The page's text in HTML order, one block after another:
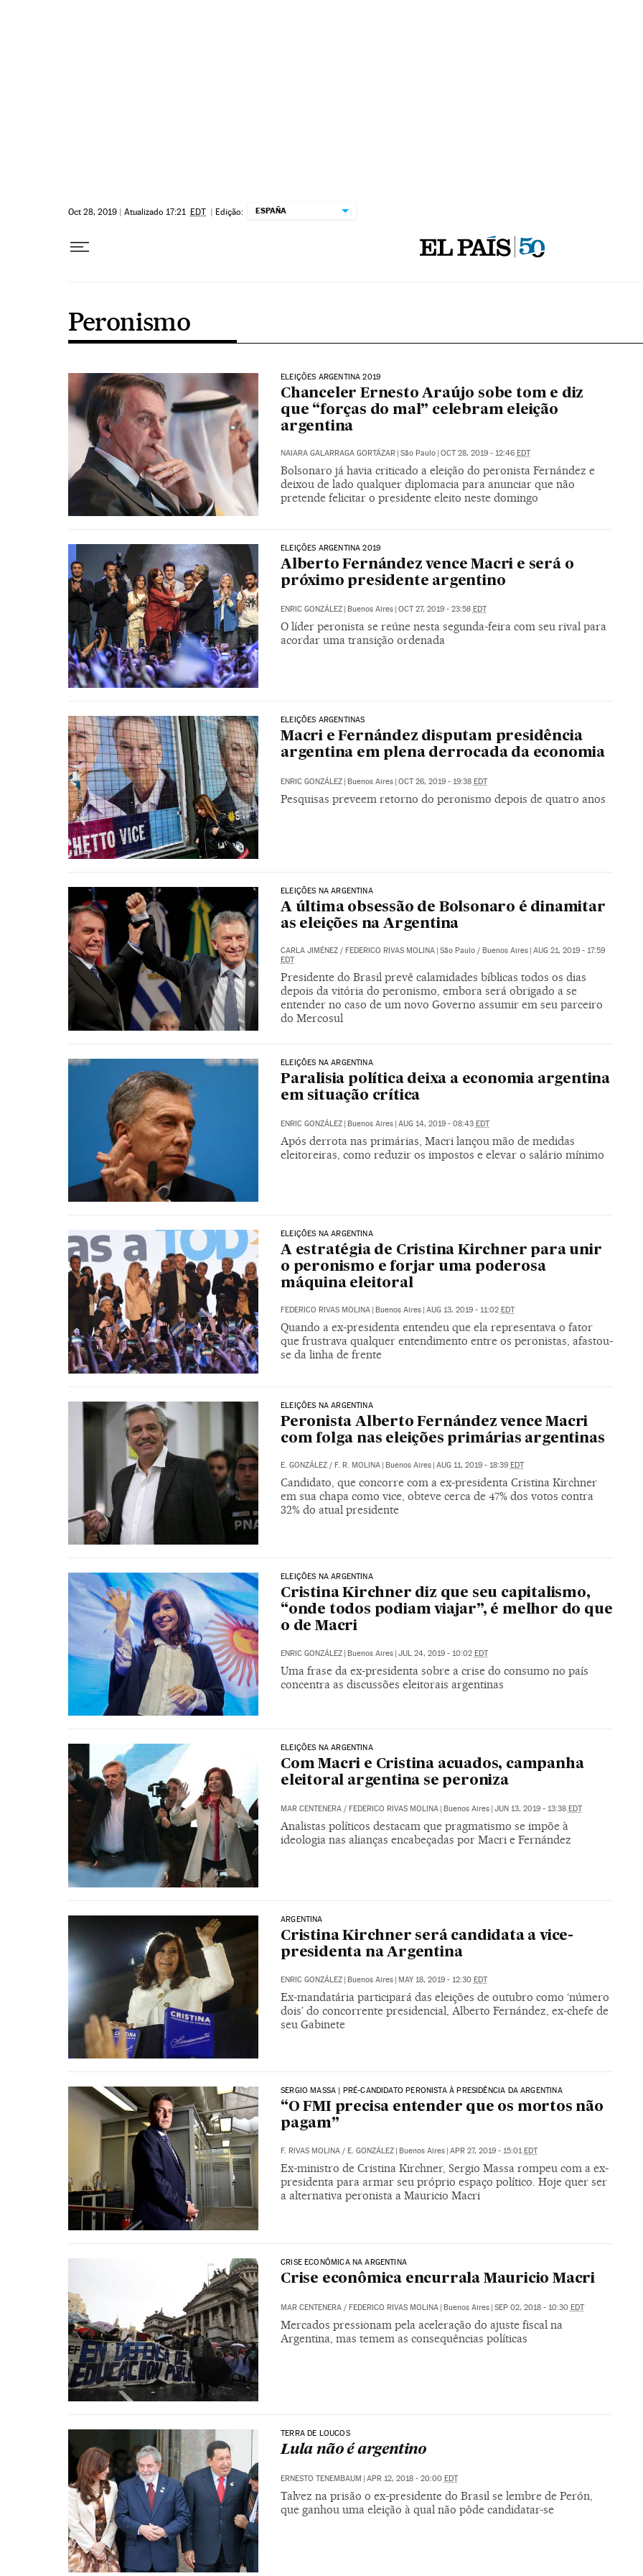
Oct 28, 2019 | Atualizado 17:21 EDT | Edição: ESPAÑA
Peronismo
ELEIÇÕES ARGENTINA 2019
Chanceler Ernesto Araújo sobe tom e diz
que “forças do mal” celebram eleição
argentina
NAIARA GALARRAGA GORTÁZAR | São Paulo | OCT 28, 2019 - 12:46 EDT
Bolsonaro já havia criticado a eleição do peronista Fernández e
deixou de lado qualquer diplomacia para anunciar que não
pretende felicitar o presidente eleito neste domingo
ELEIÇÕES ARGENTINA 2019
Alberto Fernández vence Macri e será o
próximo presidente argentino
ENRIC GONZÁLEZ Buenos Aires OCT 27, 2019 - 23:58 EDT
O líder peronista se reúne nesta segunda-feira com seu rival para
acordar uma transição ordenada
ELEIÇÕES ARGENTINAS
Macri e Fernández disputam presidência
argentina em plena derrocada da economia
ENRIC GONZÁLEZ | Buenos Aires | OCT 26, 2019 - 19:38 EDT
Pesquisas preveem retorno do peronismo depois de quatro anos
ELEIÇÕES NA ARGENTINA
A última obsessão de Bolsonaro é dinamitar
as eleições na Argentina
CARLA JIMÉNEZ/ FEDERICO RIVAS MOLINA | São Paulo / Buenos Aires | AUG 21, 2019 - 17:59
EDT
Presidente do Brasil prevê calamidades bíblicas todos os dias
depois da vitória do peronismo, embora será obrigado a se
entender no caso de um novo Governo assumir em seu parceiro
do Mercosul
ELEIÇÕES NA ARGENTINA
Paralisia política deixa a economia argentina
em situação crítica
ENRIC GONZÁLEZ | Buenos Aires | AUG 14, 2019 - 08:43 EDT
Após derrota nas primárias, Macri lançou mão de medidas
eleitoreiras, como reduzir os impostos e elevar o salário mínimo
ELEIÇÕES NA ARGENTINA
A estratégia de Cristina Kirchner para unir
o peronismo e forjar uma poderosa
máquina eleitoral
FEDERICO RIVAS MOLINA | Buenos Aires | AUG 13, 2019 - 11:02 EDT
Quando a ex-presidenta entendeu que ela representava o fator
que frustrava qualquer entendimento entre os peronistas, afastou-
se da linha de frente
ELEIÇÕES NA ARGENTINA
Peronista Alberto Fernández vence Macri
com folga nas eleições primárias argentinas
E. GONZÁLEZ/ F. R. MOLINA Buenos Aires AUG 11, 2019 - 18:39 EDT
Candidato, que concorre com a ex-presidenta Cristina Kirchner
em sua chapa como vice, obteve cerca de 47% dos votos contra
32% do atual presidente
ELEIÇÕES NA ARGENTINA
Cristina Kirchner diz que seu capitalismo,
“onde todos podiam viajar”, é melhor do que
o de Macri
ENRIC GONZÁLEZ | Buenos Aires | JUL 24, 2019 - 10:02 EDT
Uma frase da ex-presidenta sobre a crise do consumo no país
concentra as discussões eleitorais argentinas
ELEIÇÕES NA ARGENTINA
Com Macri e Cristina acuados, campanha
eleitoral argentina se peroniza
MAR CENTENERA/ FEDERICO RIVAS MOLINA Buenos Aires JUN 13, 2019 - 13:38 EDT
Analistas políticos destacam que pragmatismo se impõe à
ideologia nas alianças encabeçadas por Macri e Fernández
ARGENTINA
Cristina Kirchner será candidata a vice-
presidenta na Argentina
ENRIC GONZÁLEZ | Buenos Aires | MAY 18, 2019 - 12:30 EDT
Ex-mandatária participará das eleições de outubro como ‘número
dois’ do concorrente presidencial, Alberto Fernández, ex-chefe de
seu Gabinete
SERGIO MASSA | PRÉ-CANDIDATO PERONISTA À PRESIDÊNCIA DA ARGENTINA
“O FMI precisa entender que os mortos não
pagam”
F. RIVAS MOLINA/ E. GONZÁLEZ Buenos Aires APR 27, 2019 - 15:01 EDT
Ex-ministro de Cristina Kirchner, Sergio Massa rompeu com a ex-
presidenta para armar seu próprio espaço político. Hoje quer ser
a alternativa peronista a Mauricio Macri
CRISE ECONÔMICA NA ARGENTINA
Crise econômica encurrala Mauricio Macri
MAR CENTENERA/ FEDERICO RIVAS MOLINA | Buenos Aires | SEP 02, 2018 - 10:30 EDT
Mercados pressionam pela aceleração do ajuste fiscal na
Argentina, mas temem as consequências políticas
TERRA DE LOUCOS
Lula não é argentino
ERNESTO TENEMBAUM | APR 12, 2018 - 20:00 EDT
Talvez na prisão o ex-presidente do Brasil se lembre de Perón,
que ganhou uma eleição à qual não pôde candidatar-se